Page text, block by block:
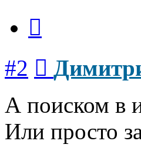
#2
А поиском в
Или просто